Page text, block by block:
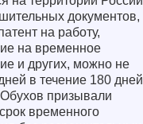
документов,
на работу,
на временное
и других, можно не
в течение 180
призывали
временного